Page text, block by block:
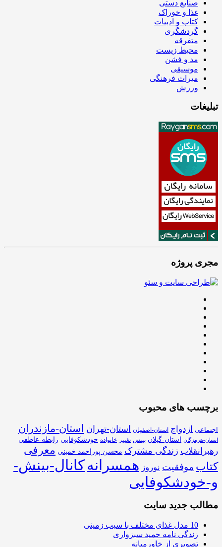
صنایع دستی
غذا و خوراک
کتاب و ادبیات
گردشگری
متفرقه
محیط زیست
مد و فشن
موسیقی
میراث فرهنگی
ورزش
تبلیغات
مجری پروژه
برچسب های محبوب
اجتماعی ازدواج استان-اصفهان استان-تهران استان-مازندران
استان-هرمزگان استان-گیلان بینش تغییر خانواده خودشکوفایی رابطه-عاطفی
رهبرانقلاب زندگی مشترک محسن پوراحمد خمینی معرفی
کتاب موفقیت نوروز همسرانهکانال-بینش-
و-خودشکوفایی
مطالب جدید سایت
10 مدل غذای مختلف با سیب زمینی
زندگی نامه حمید سبزواری
تصویری از خاورمیانه